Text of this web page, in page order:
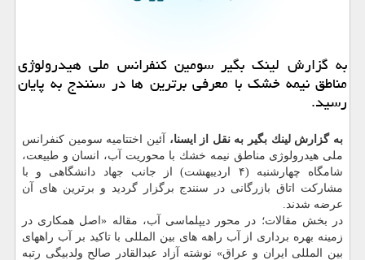
به گزارش لینك بگیر سومین كنفرانس ملی هیدرولوژی
مناطق نیمه خشك با معرفی برترین ها در سنندج به پایان
رسید.
به گزارش لینك بگیر به نقل از ایسنا، آئین اختتامیه سومین كنفرانس
ملی هیدرولوژی مناطق نیمه خشك با محوریت آب، انسان و طبیعت،
شامگاه چهارشنبه (۴ اردیبهشت) از جانب جهاد دانشگاهی و با
مشاركت اتاق بازرگانی در سنندج برگزار گردید و برترین های آن
عرضه شدند.
در بخش مقالات؛ در محور دیپلماسی آب، مقاله «اصل همكاری در
زمینه بهره برداری از آب راهه های بین المللی با تاكید بر آب راههای
بین المللی ایران و عراق» نوشته آزاد عبدالقادر صالح ولدبیگی رتبه